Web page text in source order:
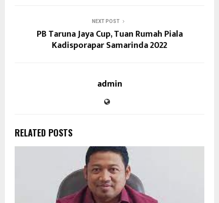
NEXT POST
PB Taruna Jaya Cup, Tuan Rumah Piala
Kadisporapar Samarinda 2022
admin
RELATED POSTS